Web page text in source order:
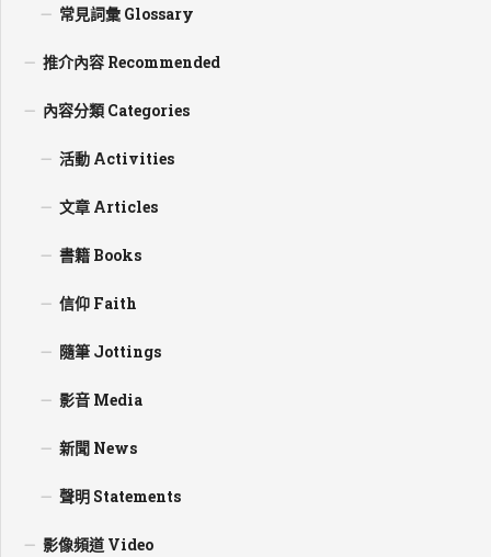
常見詞彙 Glossary
推介內容 Recommended
內容分類 Categories
活動 Activities
文章 Articles
書籍 Books
信仰 Faith
隨筆 Jottings
影音 Media
新聞 News
聲明 Statements
影像頻道 Video